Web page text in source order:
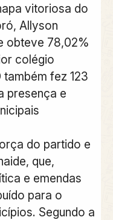
vitoriosa do
Allyson
obteve 78,02%
colégio
fez 123
presença e
do partido e
que,
e emendas
para o
Segundo a